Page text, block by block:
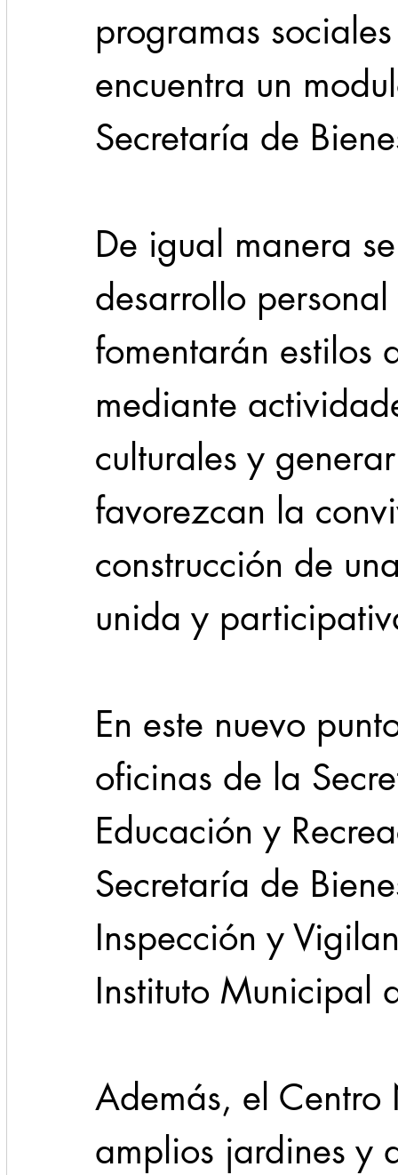
programas
encuentra un
Secretaría de
De igual manera
desarrollo
fomentarán
mediante
culturales y
favorezcan la
construcción de
unida y
En este nuevo
oficinas de la
Educación y
Secretaría de
Inspección y
Instituto Municipal
Además, el
amplios jardines y